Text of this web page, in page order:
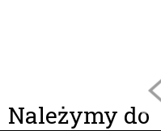
Należymy do